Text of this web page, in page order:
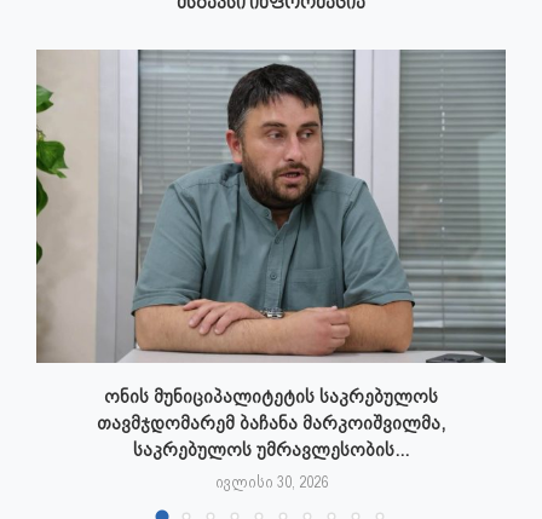
ონის მუნიციპალიტეტის საკრებულოს
თავმჯდომარემ ბაჩანა მარკოიშვილმა,
საკრებულოს უმრავლესობის...
ივლისი 30, 2026